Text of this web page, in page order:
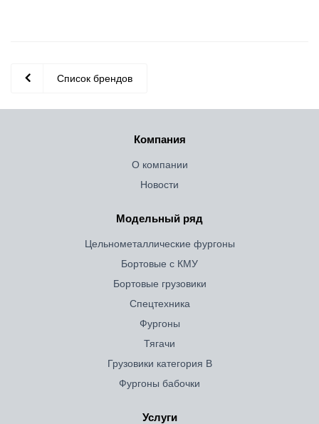
Список брендов
Компания
О компании
Новости
Модельный ряд
Цельнометаллические фургоны
Бортовые с КМУ
Бортовые грузовики
Спецтехника
Фургоны
Тягачи
Грузовики категория B
Фургоны бабочки
Услуги